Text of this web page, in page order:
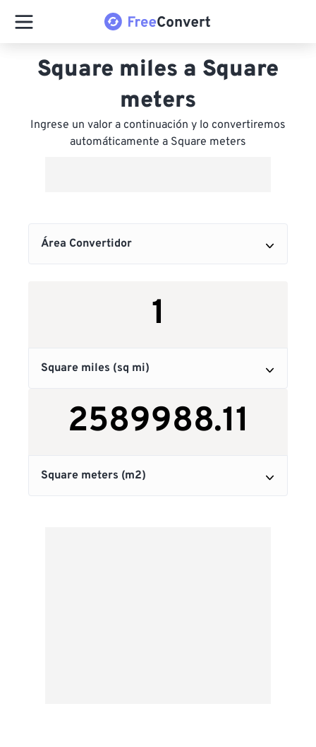
Square miles a Square
meters
Ingrese un valor a continuación y lo convertiremos
automáticamente a Square meters